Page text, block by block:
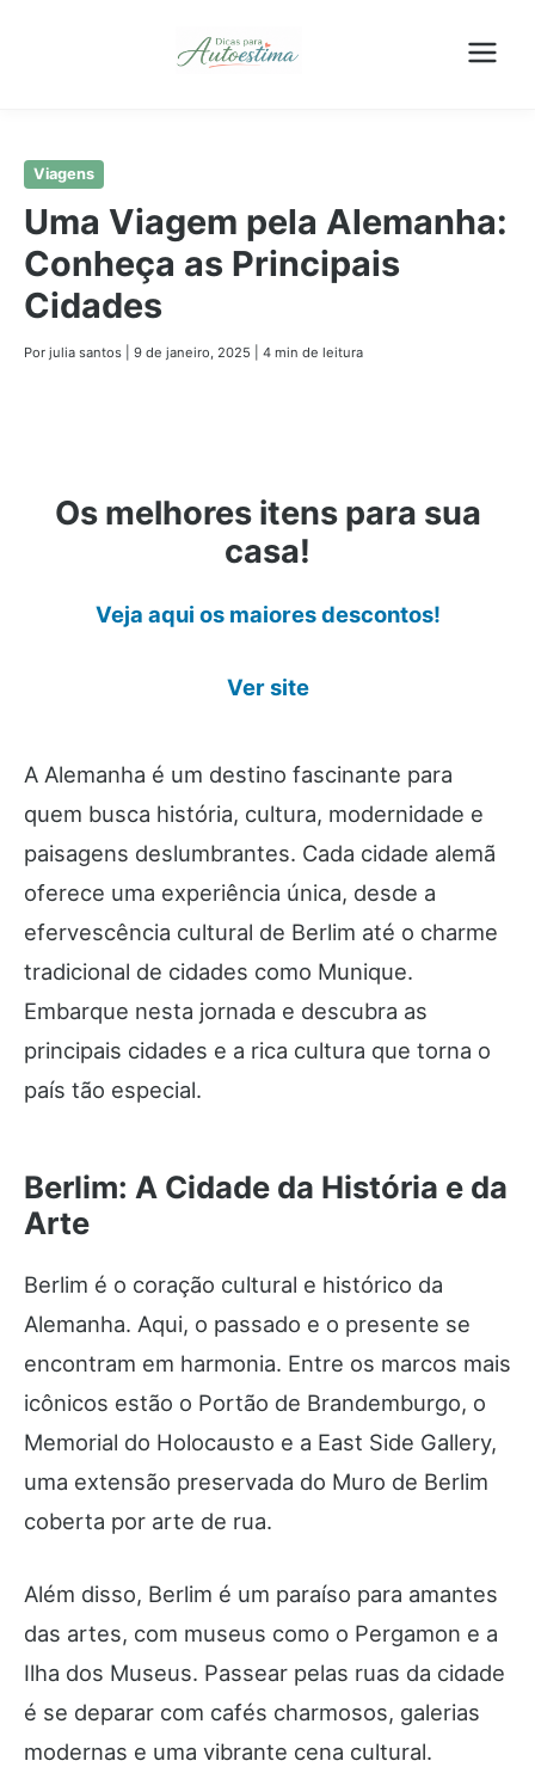
Pular
conteúdo
principal
Viagens
Uma Viagem pela Alemanha:
Conheça as Principais
Cidades
Por julia santos 9 de janeiro, 2025 4 min de leitura
Os melhores itens para sua
casa!
Veja aqui os maiores descontos!
Ver site
A Alemanha é um destino fascinante para
quem busca história, cultura, modernidade e
paisagens deslumbrantes. Cada cidade alemã
oferece uma experiência única, desde a
efervescência cultural de Berlim até o charme
tradicional de cidades como Munique.
Embarque nesta jornada e descubra as
principais cidades e a rica cultura que torna o
país tão especial.
Berlim: A Cidade da História e da
Arte
Berlim é o coração cultural e histórico da
Alemanha. Aqui, o passado e o presente se
encontram em harmonia. Entre os marcos mais
icônicos estão o Portão de Brandemburgo, o
Memorial do Holocausto e a East Side Gallery,
uma extensão preservada do Muro de Berlim
coberta por arte de rua.
Além disso, Berlim é um paraíso para amantes
das artes, com museus como o Pergamon e a
Ilha dos Museus. Passear pelas ruas da cidade
é se deparar com cafés charmosos, galerias
modernas e uma vibrante cena cultural.